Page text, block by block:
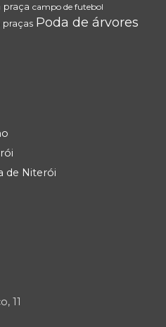
praça campo de futebol
praças Poda de árvores
de Niterói
11